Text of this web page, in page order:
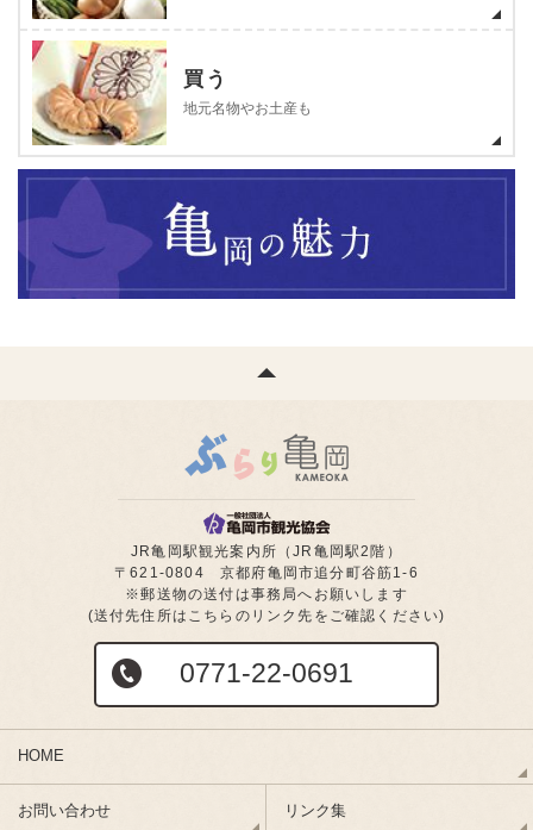
買う
地元名物やお土産も
JR亀岡駅観光案内所（JR亀岡駅2階）
〒621-0804 京都府亀岡市追分町谷筋1-6
※郵送物の送付は事務局へお願いします
(送付先住所はこちらのリンク先をご確認ください)
0771-22-0691
HOME
お問い合わせ リンク集